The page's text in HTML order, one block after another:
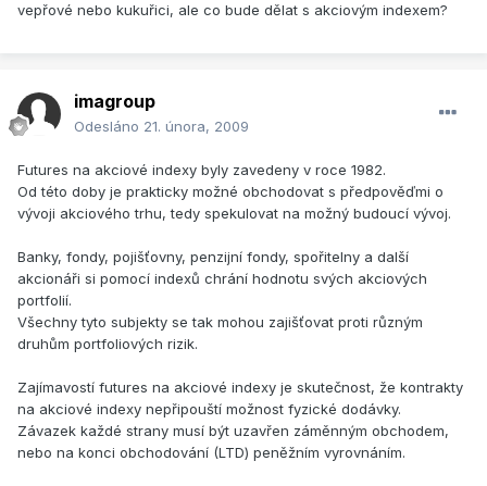
vepřové nebo kukuřici, ale co bude dělat s akciovým indexem?
imagroup
Odesláno 21. února, 2009
Futures na akciové indexy byly zavedeny v roce 1982.
Od této doby je prakticky možné obchodovat s předpověďmi o
vývoji akciového trhu, tedy spekulovat na možný budoucí vývoj.
Banky, fondy, pojišťovny, penzijní fondy, spořitelny a další
akcionáři si pomocí indexů chrání hodnotu svých akciových
portfolií.
Všechny tyto subjekty se tak mohou zajišťovat proti různým
druhům portfoliových rizik.
Zajímavostí futures na akciové indexy je skutečnost, že kontrakty
na akciové indexy nepřipouští možnost fyzické dodávky.
Závazek každé strany musí být uzavřen záměnným obchodem,
nebo na konci obchodování (LTD) peněžním vyrovnáním.